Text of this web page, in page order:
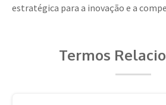
estratégica para a inovação e a
Termos